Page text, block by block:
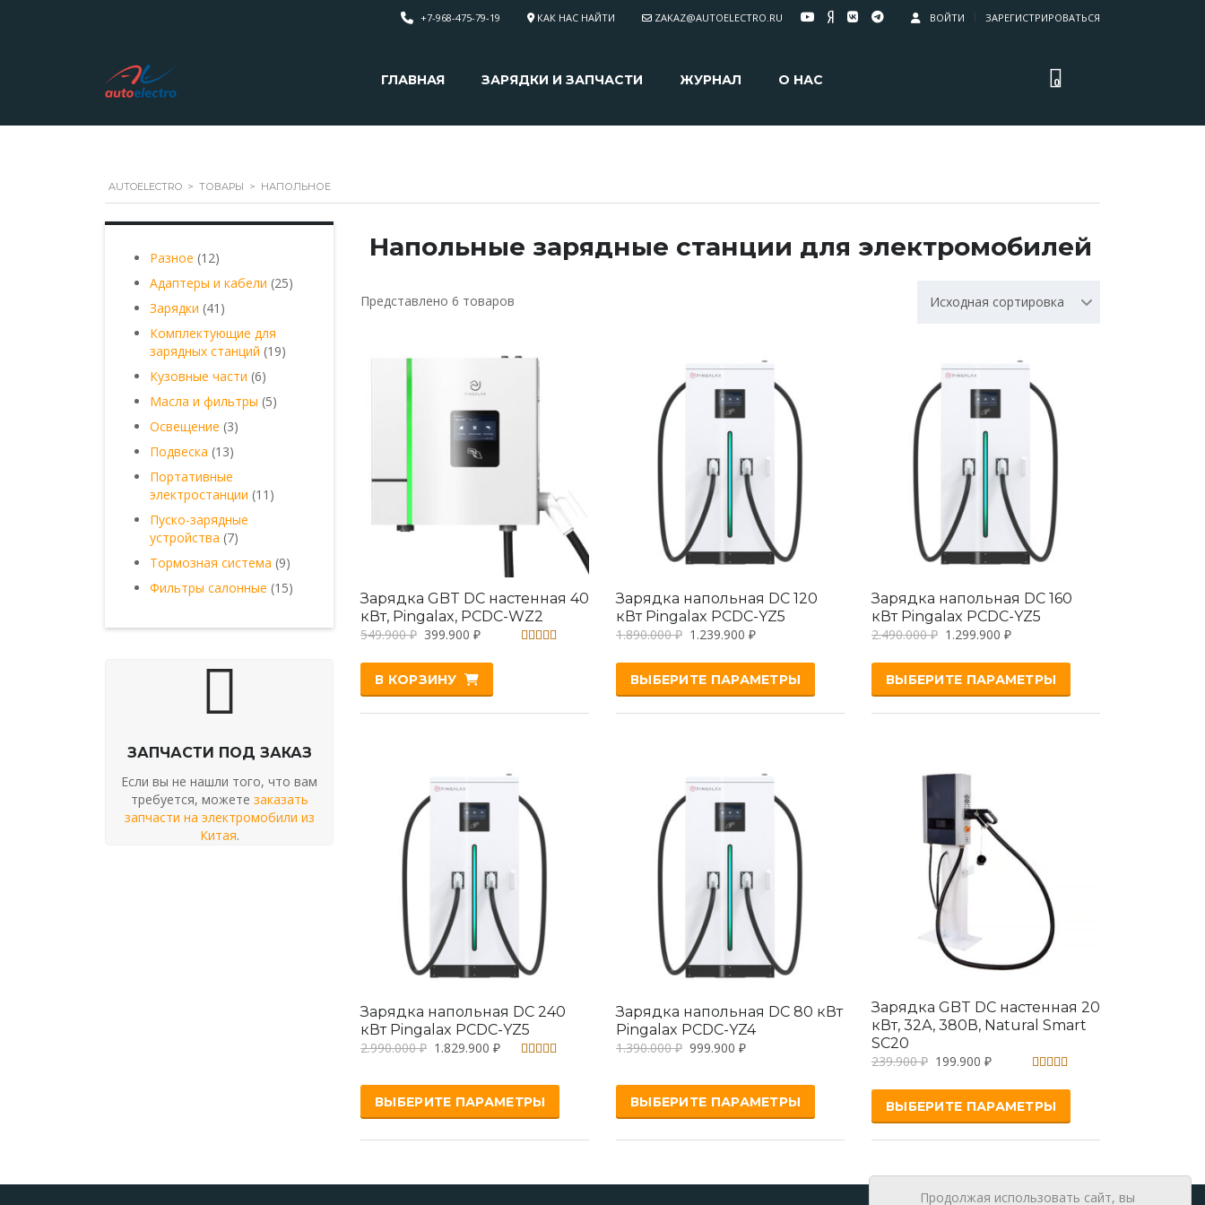
ВОЙТИ ЗАРЕГИСТРИРОВАТЬСЯ
ZAKAZ@AUTOELECTRO.RU
КАК НАС НАЙТИ
+7-968-475-79-19
0
ГЛАВНАЯ ЗАРЯДКИ И ЗАПЧАСТИ ЖУРНАЛ О НАС
AUTOELECTRO > ТОВАРЫ > НАПОЛЬНОЕ
Напольные зарядные станции для электромобилей
Представлено 6 товаров Исходная сортировка
Зарядка GBT DC настенная 40
кВт, Pingalax, PCDC-WZ2
549.900₽ 399.900 ₽
В КОРЗИНУ
Зарядка напольная DC 120
кВт Pingalax PCDC-YZ5
1.890.000₽ 1.239.900 ₽
ВЫБЕРИТЕ ПАРАМЕТРЫ
Зарядка напольная DC 160
кВт Pingalax PCDC-YZ5
2.490.000₽ 1.299.900 ₽
ВЫБЕРИТЕ ПАРАМЕТРЫ
Зарядка напольная DC 240
кВт Pingalax PCDC-YZ5
2.990.000₽ 1.829.900 ₽
ВЫБЕРИТЕ ПАРАМЕТРЫ
Зарядка напольная DC 80 кВт
Pingalax PCDC-YZ4
1.390.000₽ 999.900 ₽
ВЫБЕРИТЕ ПАРАМЕТРЫ
Зарядка GBT DC настенная 20
кВт, 32А, 380В, Natural Smart
SC20
из 5
239.900₽ 199.900 ₽
ВЫБЕРИТЕ ПАРАМЕТРЫ
Разное 1212
товаров
Адаптеры и кабели 2525
Зарядки 41 41
Комплектующие для
зарядных станций 1919
Кузовные части 66
товаров
Масла и фильтры 55
Освещение 33
Подвеска 1313
Портативные
электростанции 11 11
Пуско-зарядные
устройства 77
товаров
Тормозная система 99
товаров
Фильтры салонные 1515
ЗАПЧАСТИ ПОД ЗАКАЗ
Если вы не нашли того, что вам
требуется, можете заказать
запчасти на электромобили из
Китая.
Продолжая использовать сайт, вы